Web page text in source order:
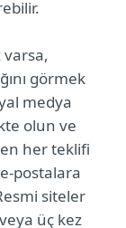
görmek
medya
olun ve
her teklifi
postalara
siteler
üç kez